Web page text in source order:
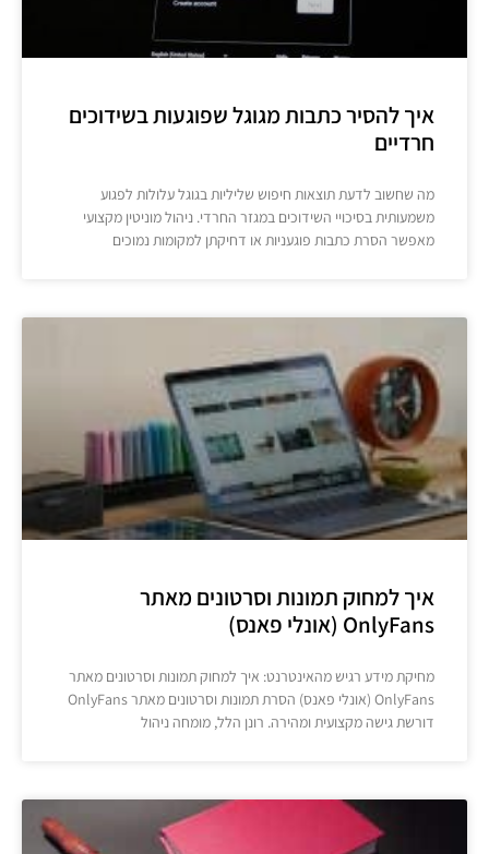
איך להסיר כתבות מגוגל שפוגעות בשידוכים
חרדיים
מה שחשוב לדעת תוצאות חיפוש שליליות בגוגל עלולות לפגוע
משמעותית בסיכויי השידוכים במגזר החרדי. ניהול מוניטין מקצועי
מאפשר הסרת כתבות פוגעניות או דחיקתן למקומות נמוכים
איך למחוק תמונות וסרטונים מאתר
OnlyFans (אונלי פאנס)
מחיקת מידע רגיש מהאינטרנט: איך למחוק תמונות וסרטונים מאתר
OnlyFans (אונלי פאנס) הסרת תמונות וסרטונים מאתר OnlyFans
דורשת גישה מקצועית ומהירה. רונן הלל, מומחה ניהול